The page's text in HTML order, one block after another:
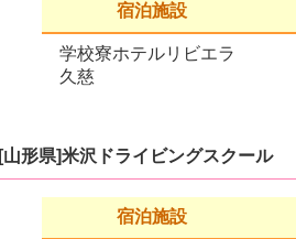
宿泊施設
学校寮ホテルリビエラ
久慈
[山形県]米沢ドライビングスクール
宿泊施設